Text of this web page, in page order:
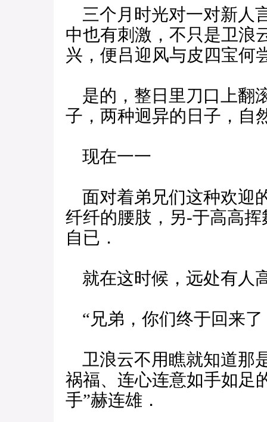
三个月时光对一对新人
中也有刺激，不只是卫浪
兴，便吕迎风与皮四宝何
是的，整日里刀口上翻
子，两种迥异的日子，自
现在一一
面对着弟兄们这种欢迎
纤纤的腰肢，另-于高高
自已．
就在这时候，远处有人
“兄弟，你们终于回来了
卫浪云不用瞧就知道那
祸福、连心连意如手如
手”赫连雄．